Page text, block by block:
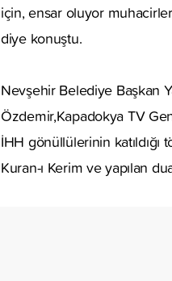
için, ensar oluyor
diye konuştu.
Nevşehir Belediye Başkan
Özdemir,Kapadokya TV
İHH gönüllülerinin katıldığı
Kuran-ı Kerim ve yapılan